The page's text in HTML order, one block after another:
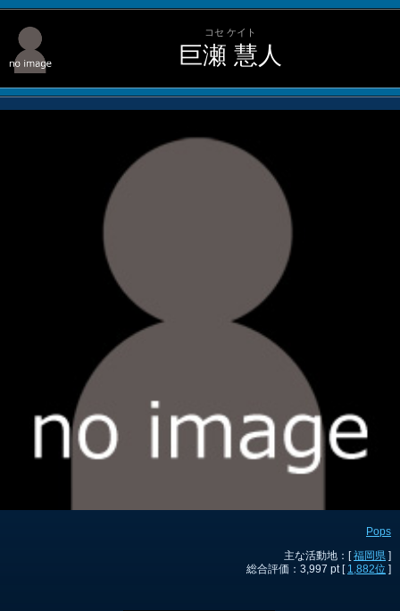
コセ ケイト
巨瀬 慧人
Pops
主な活動地：[福岡県 ]
総合評価：3,997 pt [ 1,882位 ]